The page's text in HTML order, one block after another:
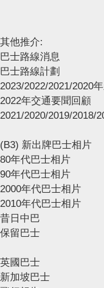
其他推介:
巴士路線消息
巴士路線計劃
2023/2022/2021/2020
2022年交通要聞回顧
2021/2020/2019/2018/
(B3) 新出牌巴士相片
80年代巴士相片
90年代巴士相片
2000年代巴士相片
2010年代巴士相片
昔日中巴
保留巴士
英國巴士
新加坡巴士